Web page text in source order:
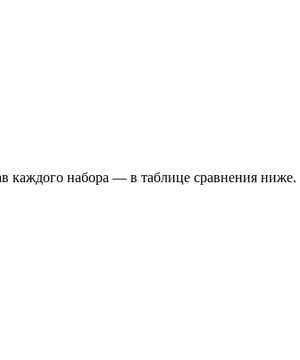
каждого набора — в таблице сравнения ниже.